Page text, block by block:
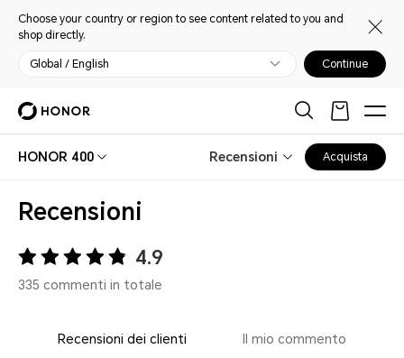
Choose your country or region to see content related to you and
shop directly.
Global / English Continue
HONOR 400 Recensioni Acquista
Recensioni
4.9
335 commenti in totale
Recensioni dei clienti Il mio commento